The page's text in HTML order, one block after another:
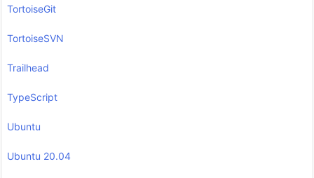
TortoiseGit
TortoiseSVN
Trailhead
TypeScript
Ubuntu
Ubuntu 20.04